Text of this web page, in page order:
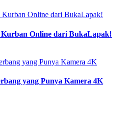
Online dari BukaLapak!
yang Punya Kamera 4K